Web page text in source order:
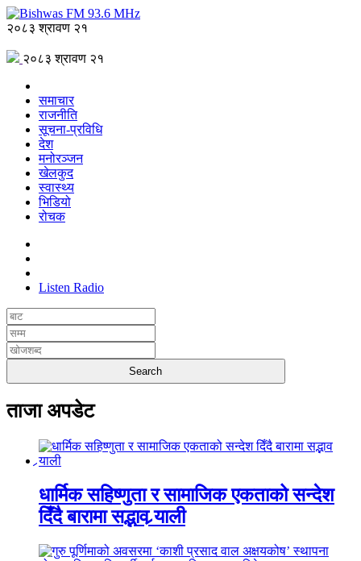
२०८३ श्रावण २१
२०८३ श्रावण २१
समाचार
राजनीति
सूचना-प्रविधि
देश
मनोरञ्जन
खेलकुद
स्वास्थ्य
भिडियो
रोचक
Listen Radio
ताजा अपडेट
धार्मिक सहिष्णुता र सामाजिक एकताको सन्देश
दिँदै बारामा सद्भाव र्‍याली